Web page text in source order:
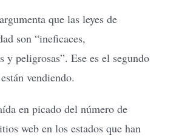
que las leyes de
son “ineficaces,
y peligrosas”. Ese es el segundo
vendiendo.
en picado del número de
web en los estados que han